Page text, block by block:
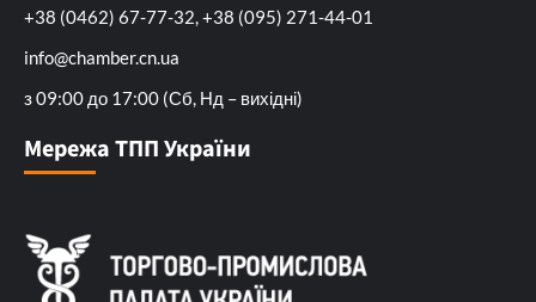
+38 (0462) 67-77-32, +38 (095) 271-44-01
info@chamber.cn.ua
з 09:00 до 17:00 (Сб, Нд – вихідні)
Мережа ТПП України